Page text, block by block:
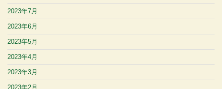
2023年7月
2023年6月
2023年5月
2023年4月
2023年3月
2023年2月